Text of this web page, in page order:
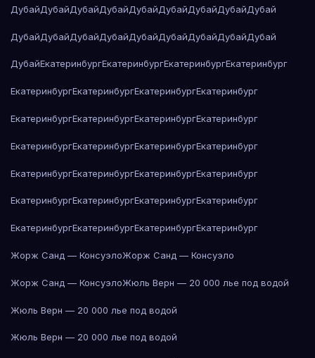
ДубайДубайДубайДубайДубайДубайДубайДубайДубай
ДубайДубайДубайДубайДубайДубайДубайДубайДубай
ДубайЕкатеринбургЕкатеринбургЕкатеринбургЕкатеринбург
ЕкатеринбургЕкатеринбургЕкатеринбургЕкатеринбург
ЕкатеринбургЕкатеринбургЕкатеринбургЕкатеринбург
ЕкатеринбургЕкатеринбургЕкатеринбургЕкатеринбург
ЕкатеринбургЕкатеринбургЕкатеринбургЕкатеринбург
ЕкатеринбургЕкатеринбургЕкатеринбургЕкатеринбург
ЕкатеринбургЕкатеринбургЕкатеринбургЕкатеринбург
Жорж Санд — КонсуэлоЖорж Санд — Консуэло
Жорж Санд — КонсуэлоЖюль Верн — 20 000 лье под водой
Жюль Верн — 20 000 лье под водой
Жюль Верн — 20 000 лье под водой